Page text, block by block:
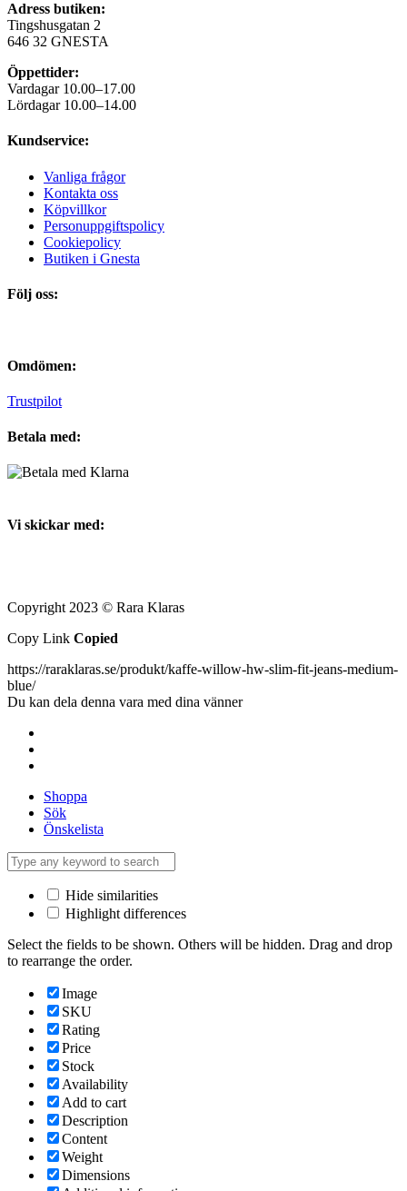
Adress butiken:
Tingshusgatan 2
646 32 GNESTA
Öppettider:
Vardagar 10.00–17.00
Lördagar 10.00–14.00
Kundservice:
Vanliga frågor
Kontakta oss
Köpvillkor
Personuppgiftspolicy
Cookiepolicy
Butiken i Gnesta
Följ oss:
Omdömen:
Trustpilot
Betala med:
Vi skickar med:
Copyright 2023 © Rara Klaras
Copy Link Copied
https://raraklaras.se/produkt/kaffe-willow-hw-slim-fit-jeans-medium-
blue/
Du kan dela denna vara med dina vänner
Shoppa
Sök
Önskelista
Hide similarities
Highlight differences
Select the fields to be shown. Others will be hidden. Drag and drop
to rearrange the order.
Image
SKU
Rating
Price
Stock
Availability
Add to cart
Description
Content
Weight
Dimensions